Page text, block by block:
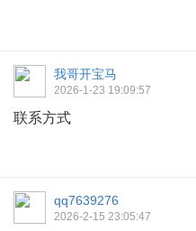
我哥开宝马
2026-1-23 19:09:57
联系方式
qq7639276
2026-2-15 23:05:47